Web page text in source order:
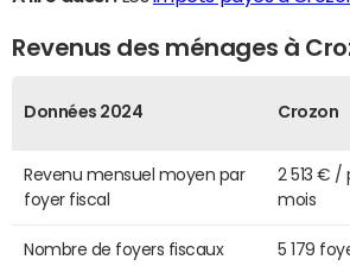
Revenus des ménages à
Données 2024 Crozon
Revenu mensuel moyen par
foyer fiscal
2 513 € /
mois
Nombre de foyers fiscaux 5 179